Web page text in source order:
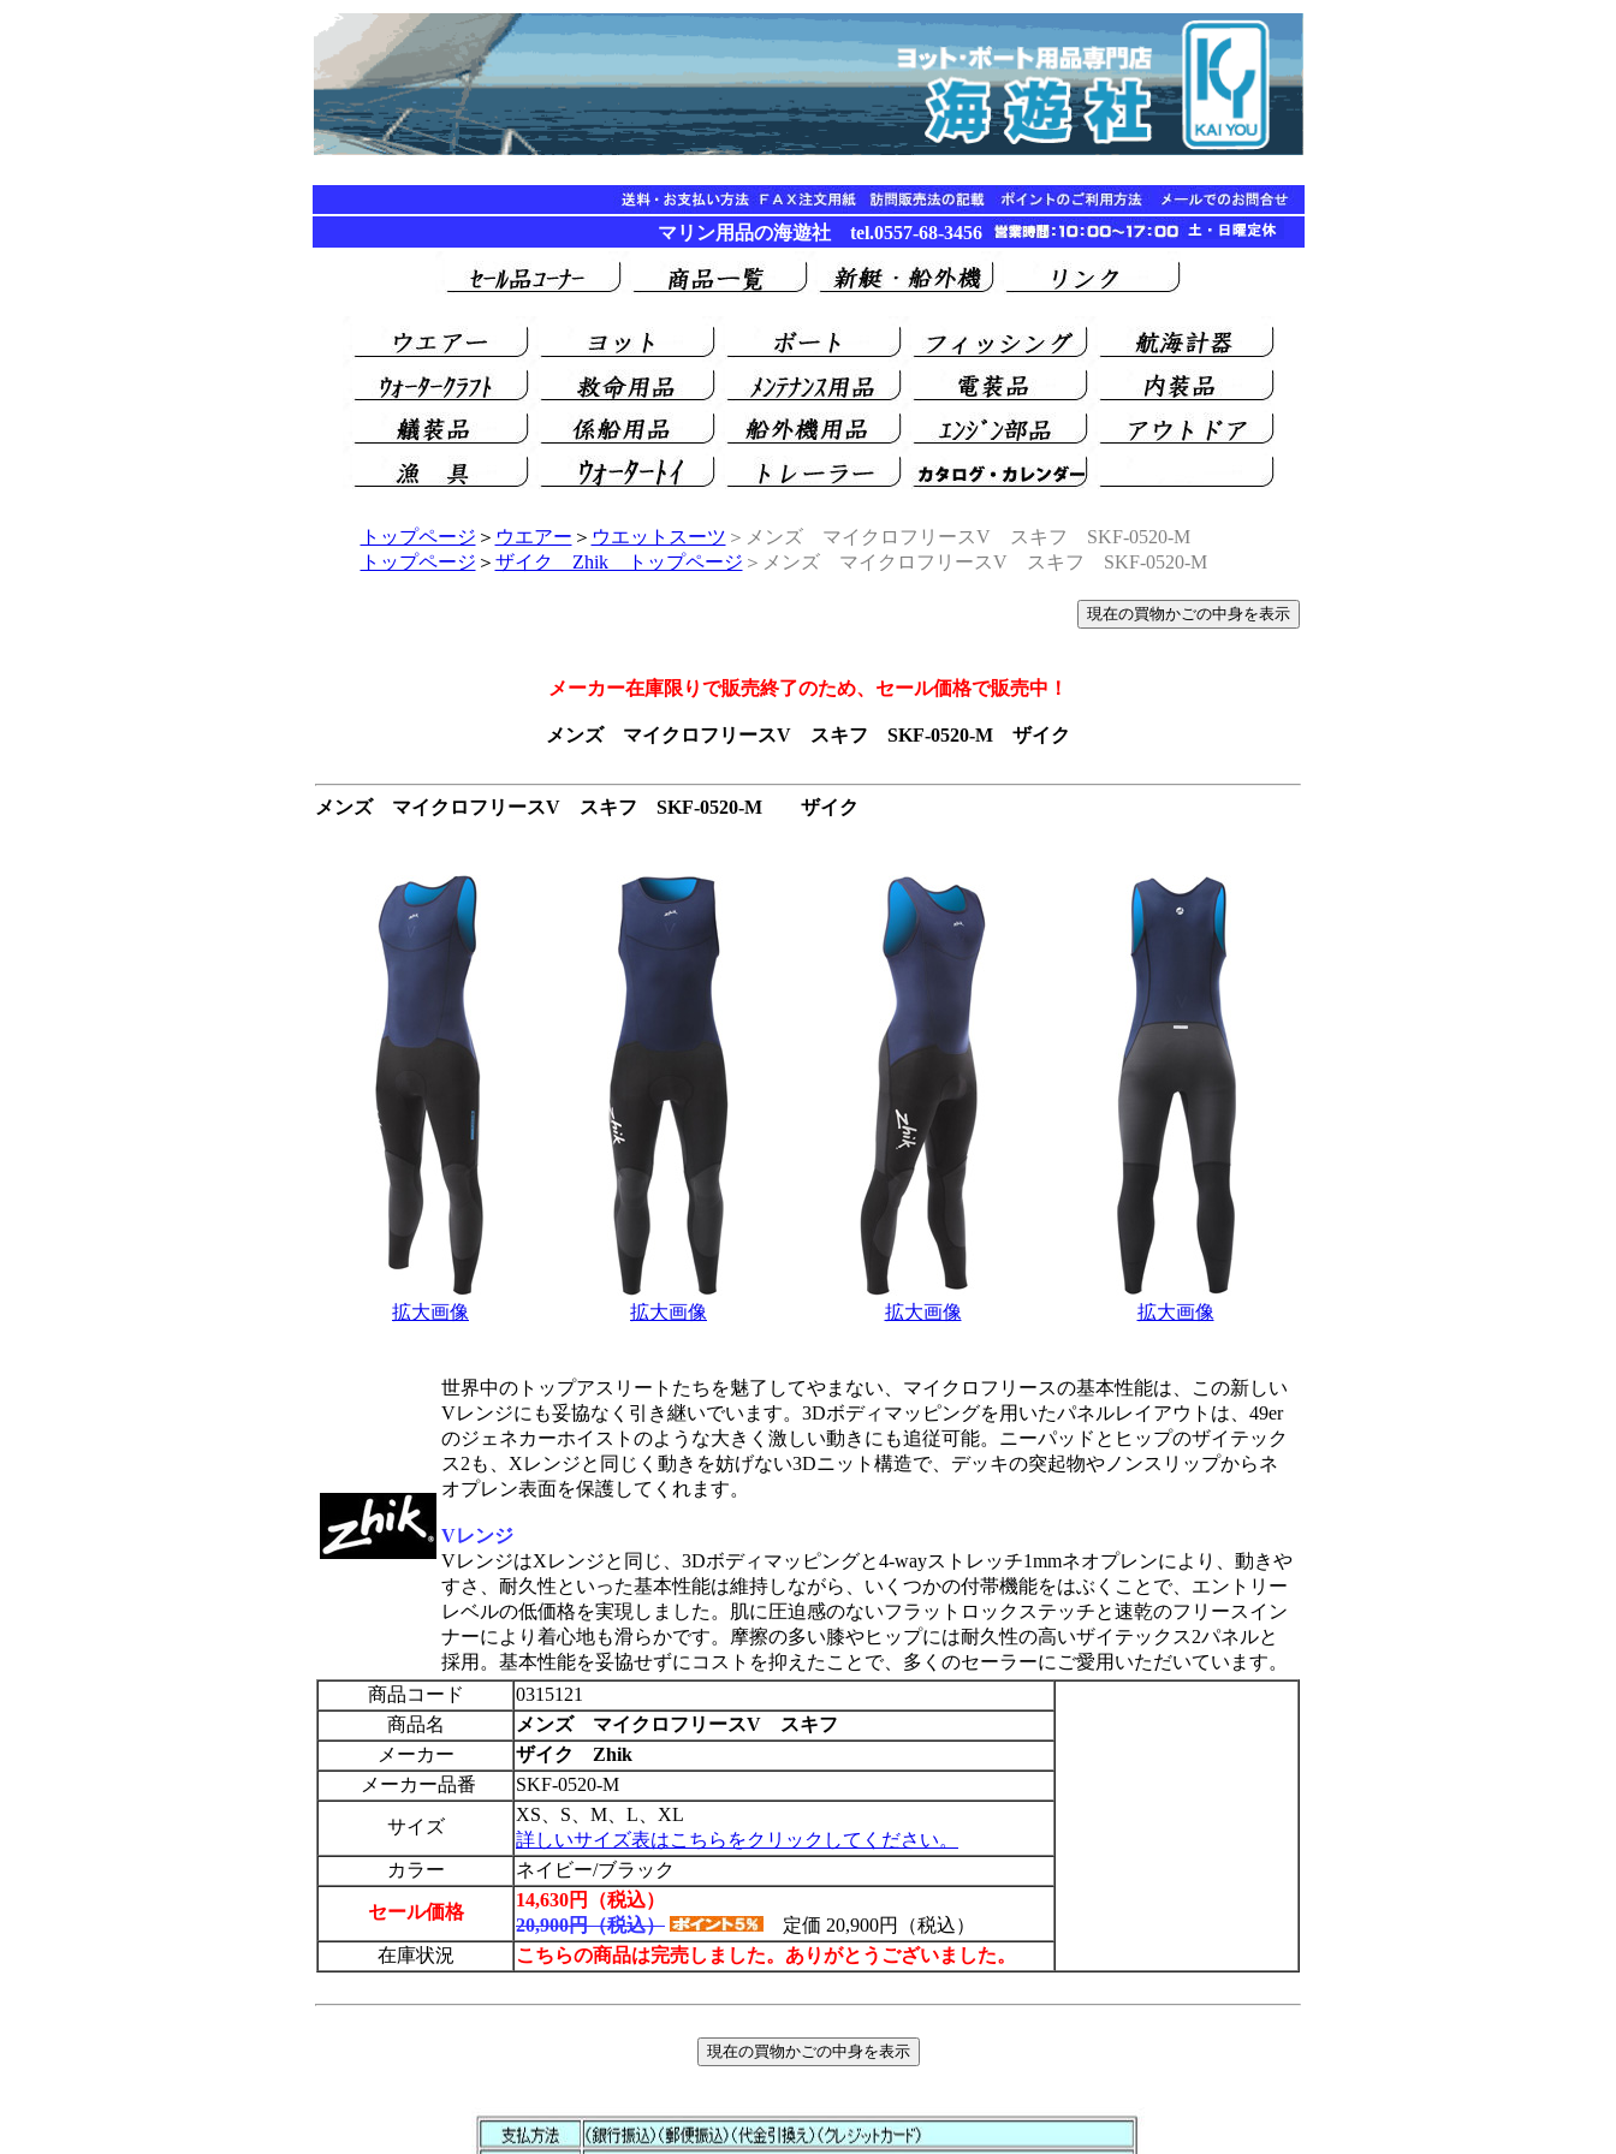
マリン用品の海遊社 tel.0557-68-3456
トップページ ＞ ウエアー ＞ ウエットスーツ ＞メンズ マイクロフリースV スキフ SKF-0520-M
トップページ ＞ ザイク Zhik トップページ ＞メンズ マイクロフリースV スキフ SKF-0520-M
メーカー在庫限りで販売終了のため、セール価格で販売中！
メンズ マイクロフリースV スキフ SKF-0520-M ザイク
メンズ マイクロフリースV スキフ SKF-0520-M ザイク
拡大画像 拡大画像 拡大画像 拡大画像
世界中のトップアスリートたちを魅了してやまない、マイクロフリースの基本性能は、この新しい
Vレンジにも妥協なく引き継いでいます。3Dボディマッピングを用いたパネルレイアウトは、49er
のジェネカーホイストのような大きく激しい動きにも追従可能。ニーパッドとヒップのザイテック
ス2も、Xレンジと同じく動きを妨げない3Dニット構造で、デッキの突起物やノンスリップからネ
オプレン表面を保護してくれます。
Vレンジ
VレンジはXレンジと同じ、3Dボディマッピングと4-wayストレッチ1mmネオプレンにより、動きや
すさ、耐久性といった基本性能は維持しながら、いくつかの付帯機能をはぶくことで、エントリー
レベルの低価格を実現しました。肌に圧迫感のないフラットロックステッチと速乾のフリースイン
ナーにより着心地も滑らかです。摩擦の多い膝やヒップには耐久性の高いザイテックス2パネルと
採用。基本性能を妥協せずにコストを抑えたことで、多くのセーラーにご愛用いただいています。
商品コード
0315121
商品名
メンズ マイクロフリースV スキフ
メーカー
ザイク Zhik
メーカー品番
SKF-0520-M
サイズ
XS、S、M、L、XL
詳しいサイズ表はこちらをクリックしてください。
カラー
ネイビー/ブラック
セール価格
14,630円（税込）
20,900円（税込）
定価 20,900円（税込）
在庫状況
こちらの商品は完売しました。ありがとうございました。